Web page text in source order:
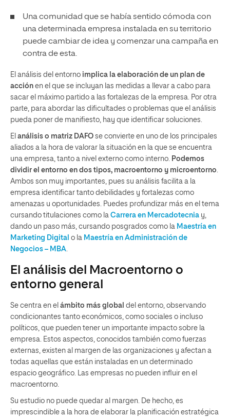
Una comunidad que se había sentido cómoda con
una determinada empresa instalada en su territorio
puede cambiar de idea y comenzar una campaña en
contra de esta.
El análisis del entorno implica la elaboración de un plan de
acción en el que se incluyan las medidas a llevar a cabo para
sacar el máximo partido a las fortalezas de la empresa. Por otra
parte, para abordar las dificultades o problemas que el análisis
pueda poner de manifiesto, hay que identificar soluciones.
El análisis o matriz DAFO se convierte en uno de los principales
aliados a la hora de valorar la situación en la que se encuentra
una empresa, tanto a nivel externo como interno. Podemos
dividir el entorno en dos tipos, macroentorno y microentorno
Ambos son muy importantes, pues su análisis facilita a la
empresa identificar tanto debilidades y fortalezas como
amenazas u oportunidades. Puedes profundizar más en el tema
cursando titulaciones como la Carrera en Mercadotecnia y,
dando un paso más, cursando posgrados como la Maestría en
Marketing Digital o la Maestría en Administración de
Negocios – MBA
El análisis del Macroentorno o
entorno general
Se centra en el ámbito más global del entorno, observando
condicionantes tanto económicos, como sociales o incluso
políticos, que pueden tener un importante impacto sobre la
empresa. Estos aspectos, conocidos también como fuerzas
externas, existen al margen de las organizaciones y afectan a
todas aquellas que están instaladas en un determinado
espacio geográfico. Las empresas no pueden influir en el
macroentorno.
Su estudio no puede quedar al margen. De hecho, es
imprescindible a la hora de elaborar la planificación estratégica